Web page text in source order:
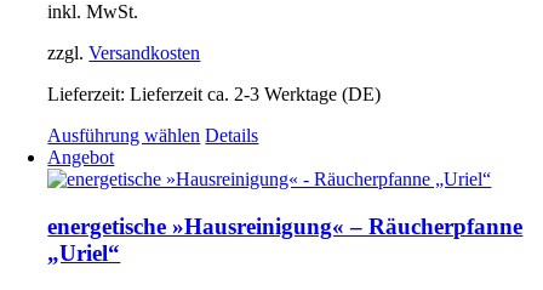
werden
inkl. MwSt.
zzgl.Versandkosten
Lieferzeit:Lieferzeit ca. 2-3 Werktage (DE)
Ausführung wählen Dieses
weist
Varianten
auf.
Details
Angebot
energetische »Hausreinigung« – Räucherpfanne
„Uriel“